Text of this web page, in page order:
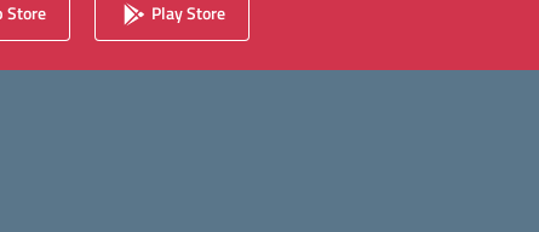
Store Play Store